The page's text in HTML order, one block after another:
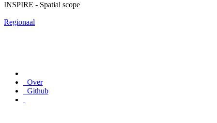
INSPIRE - Spatial scope
Regionaal
Over
Github